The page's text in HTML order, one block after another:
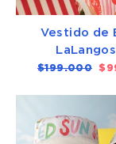
Vestido de
Precio
$199.000